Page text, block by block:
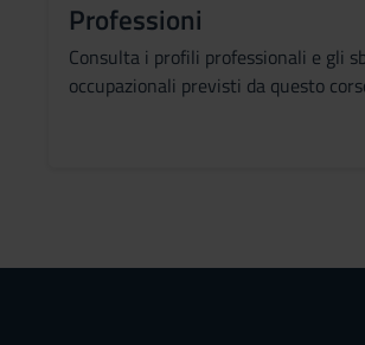
Professioni
Consulta i profili professionali e gli
occupazionali previsti da questo